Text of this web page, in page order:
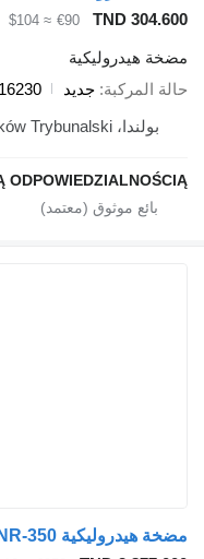
TND 304.600
€90
≈ $104
مضخة هيدروليكية
حالة المركبة جديد
بولندا، Piotrków Trybunalski